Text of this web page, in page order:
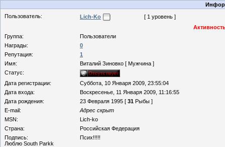
Пользователь:
Lich-Ko
[ 1 уровень ]
Группа:
Пользователи
Награды:
0
Репутация:
1
Имя:
Виталий Зиновко [ Мужчина ]
Статус:
Дата регистрации:
Суббота, 10 Января 2009, 23:55:04
Дата входа:
Воскресенье, 11 Января 2009, 11:16:55
Дата рождения:
23 Февраля 1995 [ 31 Рыбы ]
E-mail:
Адрес скрыт
MSN:
Lich-ko
Страна:
Российская Федерация
Подпись:
Псих!!!!!
Люблю South Parkk